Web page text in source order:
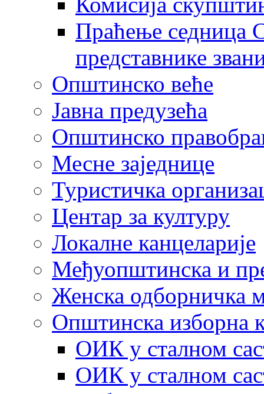
Праћење седница
представнике
Општинско веће
Јавна предузећа
Општинско
Месне заједнице
Туристичка
Центaр за културу
Локалне канцеларије
Међуопштинска и
Женска одборничка
Општинска изборна
ОИК у сталном
ОИК у сталном